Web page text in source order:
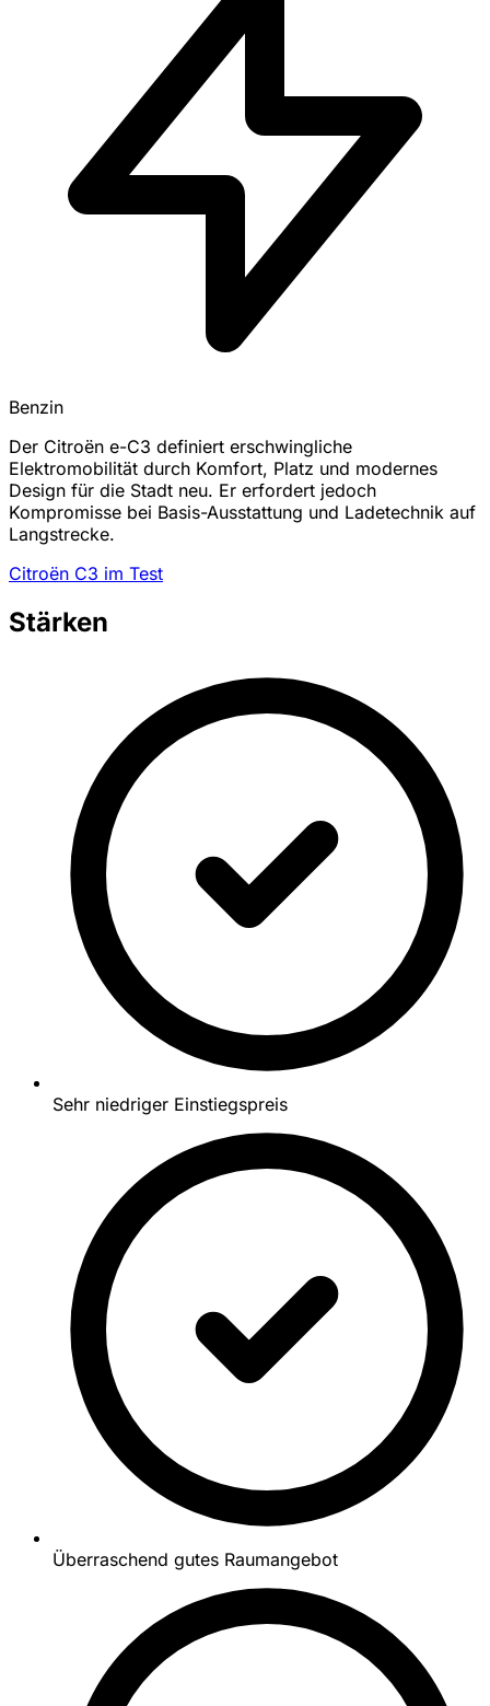
Benzin
Der Citroën e-C3 definiert erschwingliche
Elektromobilität durch Komfort, Platz und modernes
Design für die Stadt neu. Er erfordert jedoch
Kompromisse bei Basis-Ausstattung und Ladetechnik auf
Langstrecke.
Citroën C3 im Test
Stärken
Sehr niedriger Einstiegspreis
Überraschend gutes Raumangebot